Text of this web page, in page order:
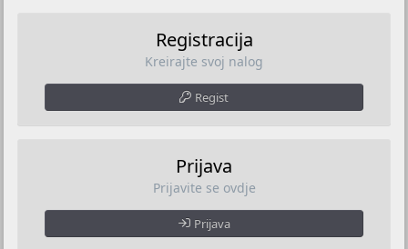
Registracija
Kreirajte svoj nalog
Regist
Prijava
Prijavite se ovdje
Prijava